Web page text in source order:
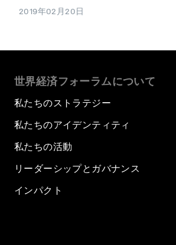
2019年02月20日
世界経済フォーラムについて
私たちのストラテジー
私たちのアイデンティティ
私たちの活動
リーダーシップとガバナンス
インパクト